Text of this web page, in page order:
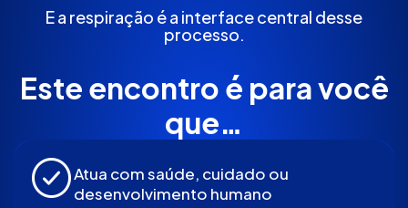
E a respiração é a interface central desse
processo.
Este encontro é para você
que…
Atua com saúde, cuidado ou
desenvolvimento humano